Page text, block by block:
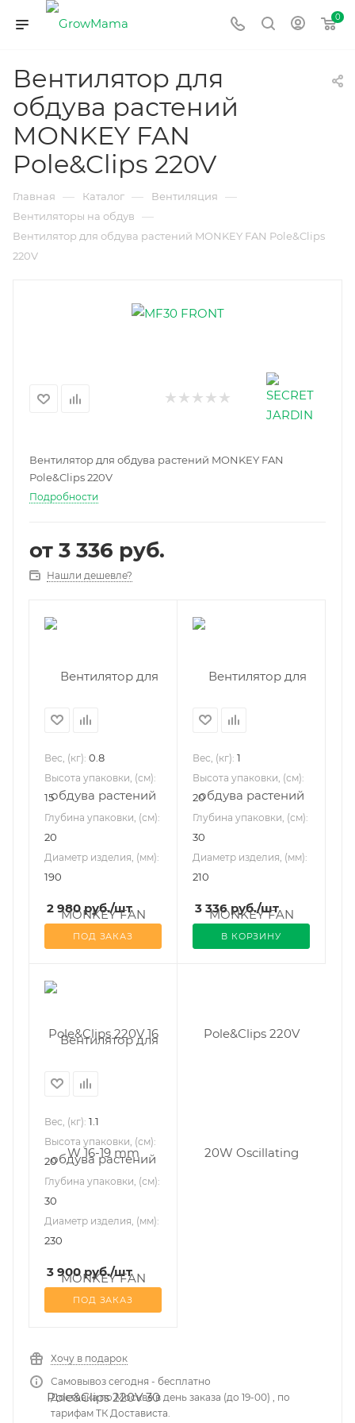
0
Вентилятор для
обдува растений
MONKEY FAN
Pole&Clips 220V
Главная — Каталог — Вентиляция —
Вентиляторы на обдув —
Вентилятор для обдува растений MONKEY FAN Pole&Clips
220V
Вентилятор для обдува растений MONKEY FAN
Pole&Clips 220V
Подробности
от 3 336 руб.
Нашли дешевле?
Вес, (кг): 0.8
Высота упаковки, (см):
15
Глубина упаковки, (см):
20
Диаметр изделия, (мм):
190
2 980руб./шт
ПОД ЗАКАЗ
Вес, (кг): 1
Высота упаковки, (см):
20
Глубина упаковки, (см):
30
Диаметр изделия, (мм):
210
3 336руб./шт
В КОРЗИНУ
Вес, (кг): 1.1
Высота упаковки, (см):
20
Глубина упаковки, (см):
30
Диаметр изделия, (мм):
230
3 900руб./шт
ПОД ЗАКАЗ
Хочу в подарок
Самовывоз сегодня - бесплатно
Доставка по Москве в день заказа (до 19-00) , по
тарифам ТК Достависта.